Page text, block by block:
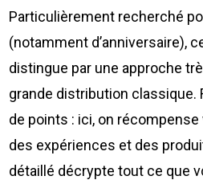
Particulièrement recherché
(notamment d’anniversaire),
distingue par une approche
grande distribution classique.
de points : ici, on
des expériences et des
détaillé décrypte tout ce que